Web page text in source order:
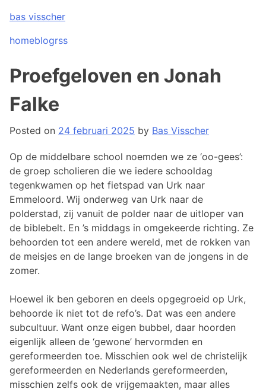
to
content
bas visscher
homeblogrss
Proefgeloven en Jonah
Falke
Posted on 24 februari 2025 by Bas Visscher
Op de middelbare school noemden we ze ‘oo-gees’:
de groep scholieren die we iedere schooldag
tegenkwamen op het fietspad van Urk naar
Emmeloord. Wij onderweg van Urk naar de
polderstad, zij vanuit de polder naar de uitloper van
de biblebelt. En ’s middags in omgekeerde richting. Ze
behoorden tot een andere wereld, met de rokken van
de meisjes en de lange broeken van de jongens in de
zomer.
Hoewel ik ben geboren en deels opgegroeid op Urk,
behoorde ik niet tot de refo’s. Dat was een andere
subcultuur. Want onze eigen bubbel, daar hoorden
eigenlijk alleen de ‘gewone’ hervormden en
gereformeerden toe. Misschien ook wel de christelijk
gereformeerden en Nederlands gereformeerden,
misschien zelfs ook de vrijgemaakten, maar alles